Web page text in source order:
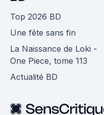
Top 2026 BD
Une fête sans fin
La Naissance de Loki -
One Piece, tome 113
Actualité BD